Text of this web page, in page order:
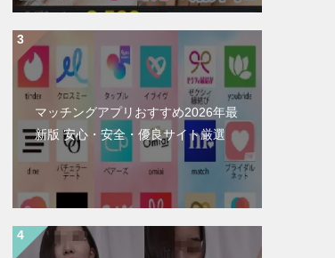
マッチングアプリおすすめ2026年最
新版 安心・安全・優良サイト厳選